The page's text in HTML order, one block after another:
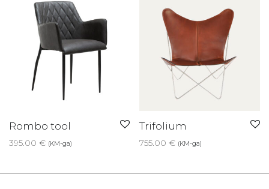
Rombo tool
395.00 € (KM-ga)
Trifolium
755.00 € (KM-ga)